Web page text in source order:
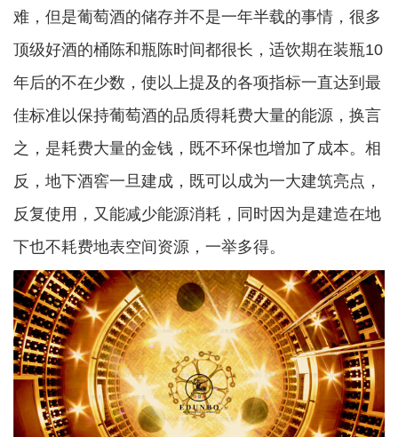
难，但是葡萄酒的储存并不是一年半载的事情，很多
顶级好酒的桶陈和瓶陈时间都很长，适饮期在装瓶10
年后的不在少数，使以上提及的各项指标一直达到最
佳标准以保持葡萄酒的品质得耗费大量的能源，换言
之，是耗费大量的金钱，既不环保也增加了成本。相
反，地下酒窖一旦建成，既可以成为一大建筑亮点，
反复使用，又能减少能源消耗，同时因为是建造在地
下也不耗费地表空间资源，一举多得。